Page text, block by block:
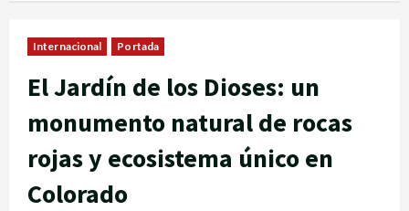
Internacional Portada
El Jardín de los Dioses: un
monumento natural de rocas
rojas y ecosistema único en
Colorado